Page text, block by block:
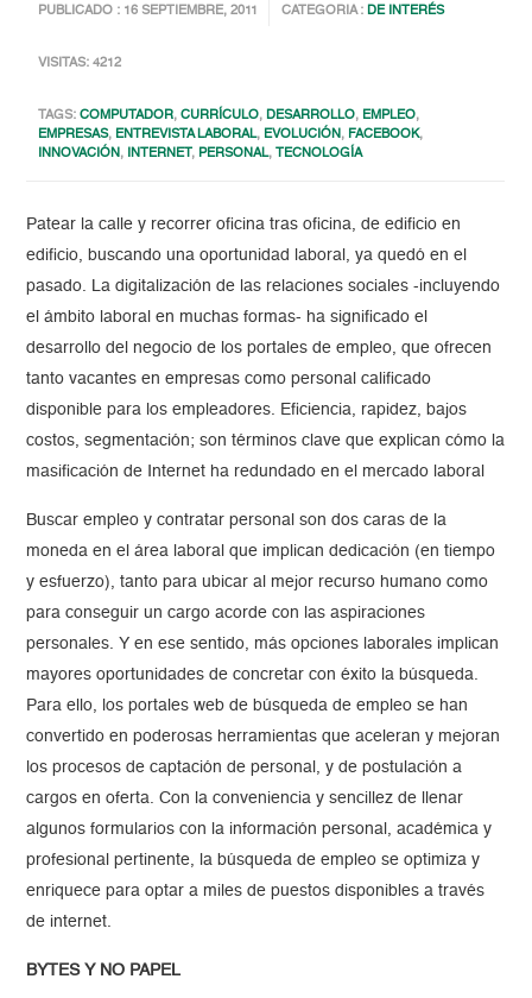
PUBLICADO : 16 SEPTIEMBRE, 2011 CATEGORIA :DE INTERÉS
VISITAS: 4212
TAGS:COMPUTADOR,CURRÍCULO,DESARROLLO, EMPLEO,
EMPRESAS, ENTREVISTA LABORAL, EVOLUCIÓN, FACEBOOK,
INNOVACIÓN, INTERNET, PERSONAL, TECNOLOGÍA
Patear la calle y recorrer oficina tras oficina, de edificio en
edificio, buscando una oportunidad laboral, ya quedó en el
pasado. La digitalización de las relaciones sociales -incluyendo
el ámbito laboral en muchas formas- ha significado el
desarrollo del negocio de los portales de empleo, que ofrecen
tanto vacantes en empresas como personal calificado
disponible para los empleadores. Eficiencia, rapidez, bajos
costos, segmentación; son términos clave que explican cómo la
masificación de Internet ha redundado en el mercado laboral
Buscar empleo y contratar personal son dos caras de la
moneda en el área laboral que implican dedicación (en tiempo
y esfuerzo), tanto para ubicar al mejor recurso humano como
para conseguir un cargo acorde con las aspiraciones
personales. Y en ese sentido, más opciones laborales implican
mayores oportunidades de concretar con éxito la búsqueda.
Para ello, los portales web de búsqueda de empleo se han
convertido en poderosas herramientas que aceleran y mejoran
los procesos de captación de personal, y de postulación a
cargos en oferta. Con la conveniencia y sencillez de llenar
algunos formularios con la información personal, académica y
profesional pertinente, la búsqueda de empleo se optimiza y
enriquece para optar a miles de puestos disponibles a través
de internet.
BYTES Y NO PAPEL